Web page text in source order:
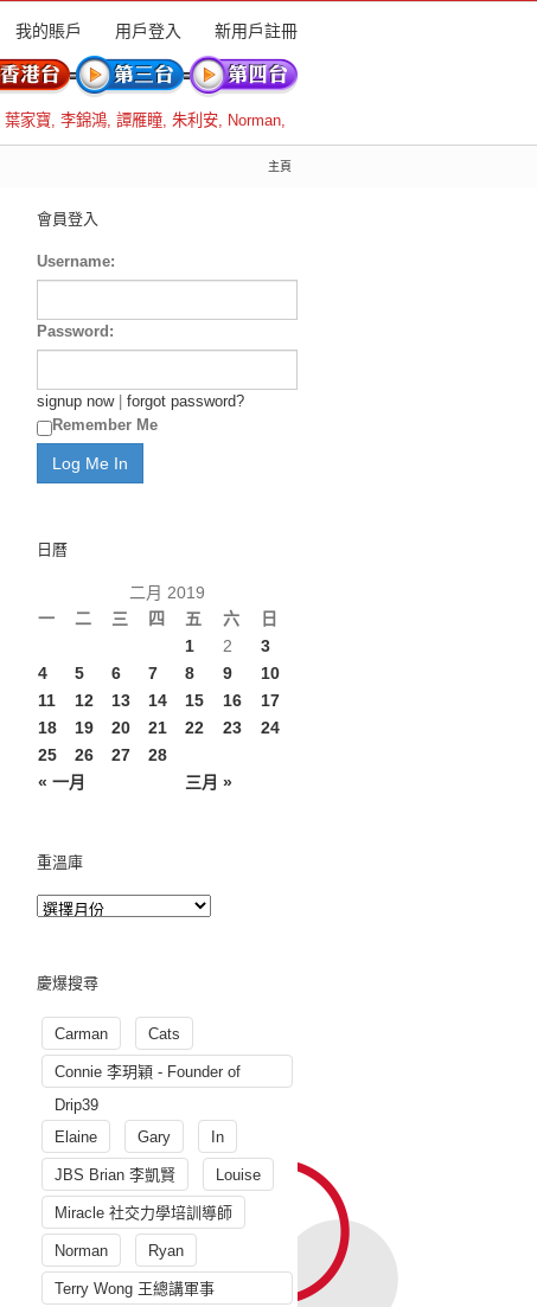
我的賬戶 用戶登入 新用戶註冊
葉家寶, 李錦鴻, 譚雁瞳, 朱利安, Norman,
主頁
會員登入
Username:
Password:
signup now| forgot password?
Remember Me
日曆
二月 2019
一
二 三 四 五 六 日
« 一月 三月 »
1 2
3
4
5 6 7 8 9
10
11
12 13 14 15 16
17
18
19 20 21 22 23
24
25
26 27 28
重溫庫
慶爆搜尋
Carman Cats
Connie 李玥穎 - Founder of
Drip39
Elaine
Gary In
JBS Brian 李凱賢 Louise
Miracle 社交力學培訓導師
Norman Ryan
Terry Wong 王總講軍事